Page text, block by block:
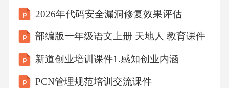
2026年代码安全漏洞修复效果评估
部编版一年级语文上册 天地人 教育课件
新道创业培训课件1.感知创业内涵
PCN管理规范培训交流课件